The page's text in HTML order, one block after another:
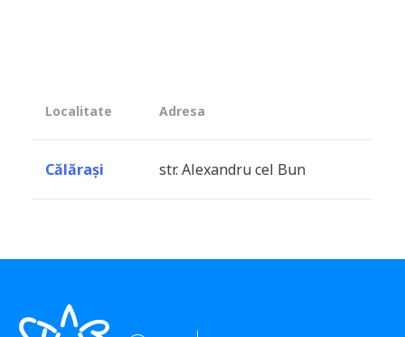
Localitate Adresa
Călărași str. Alexandru cel Bun